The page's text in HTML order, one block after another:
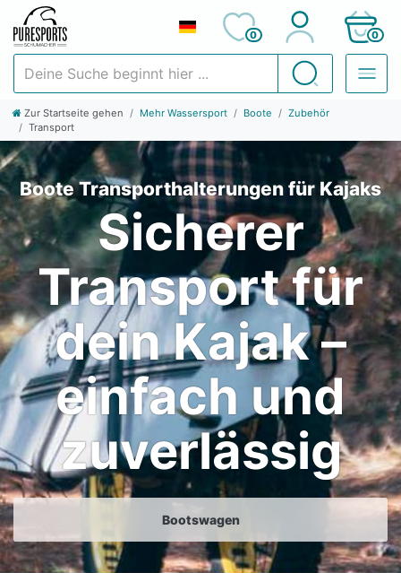
Suchen
0 0
Zur Startseite gehen Mehr Wassersport Boote
Zubehör
Transport
Boote Transporthalterungen für Kajaks
Sicherer
Transport für
dein Kajak –
einfach und
zuverlässig
Bootswagen